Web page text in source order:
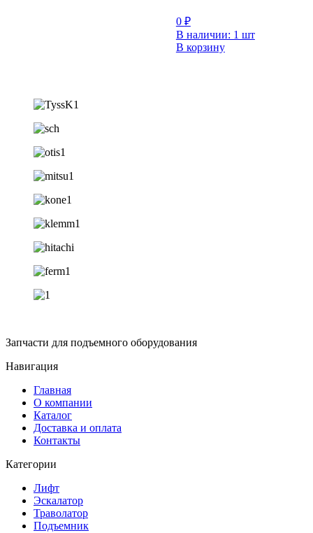
0 ₽
В наличии: 1 шт
В корзину
Запчасти для подъемного оборудования
Навигация
Главная
О компании
Каталог
Доставка и оплата
Контакты
Категории
Лифт
Эскалатор
Траволатор
Подъемник